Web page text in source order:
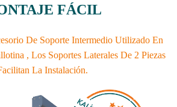
FÁCIL
De Soporte Intermedio Utilizado En
, Los Soportes Laterales De 2 Piezas
La Instalación.